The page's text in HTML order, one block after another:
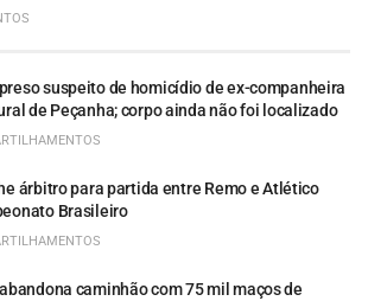
suspeito de homicídio de ex-companheira
de Peçanha; corpo ainda não foi localizado
árbitro para partida entre Remo e Atlético
Brasileiro
caminhão com 75 mil maços de